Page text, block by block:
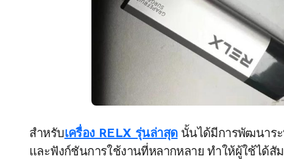
สำหรับเครื่อง RELX รุ่นล่าสุดนั้นได้มีการพัฒนาระ
และฟังก์ชันการใช้งานที่หลากหลาย ทำให้ผู้ใช้ได้